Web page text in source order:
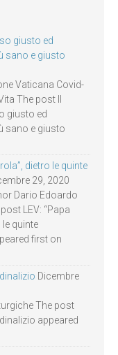
giusto ed
sano e giusto
Vaticana Covid-
The post Il
giusto ed
sano e giusto
dietro le quinte
29, 2020
Dario Edoardo
LEV: “Papa
quinte
first on
Dicembre
The post
appeared